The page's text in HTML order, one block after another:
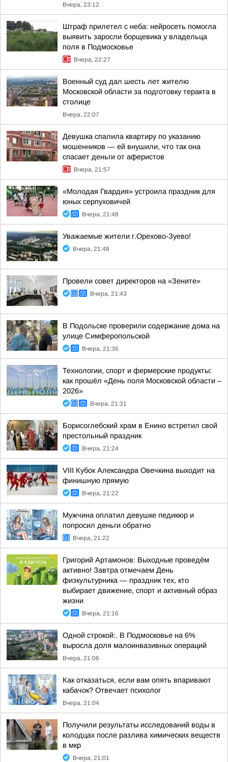
Вчера, 23:12
Штраф прилетел с неба: нейросеть помогла
выявить заросли борщевика у владельца
поля в Подмосковье
Вчера, 22:27
Военный суд дал шесть лет жителю
Московской области за подготовку теракта в
столице
Вчера, 22:07
Девушка спалила квартиру по указанию
мошенников — ей внушили, что так она
спасает деньги от аферистов
Вчера, 21:57
«Молодая Гвардия» устроила праздник для
юных серпуховичей
Вчера, 21:48
Уважаемые жители г.Орехово-Зуево!
Вчера, 21:48
Провели совет директоров на «Зените»
Вчера, 21:43
В Подольске проверили содержание дома на
улице Симферопольской
Вчера, 21:36
Технологии, спорт и фермерские продукты:
как прошёл «День поля Московской области –
2026»
Вчера, 21:31
Борисоглебский храм в Енино встретил свой
престольный праздник
Вчера, 21:24
VIII Кубок Александра Овечкина выходит на
финишную прямую
Вчера, 21:22
Мужчина оплатил девушке педикюр и
попросил деньги обратно
Вчера, 21:22
Григорий Артамонов: Выходные проведём
активно! Завтра отмечаем День
физкультурника — праздник тех, кто
выбирает движение, спорт и активный образ
жизни
Вчера, 21:16
Одной строкой:. В Подмосковье на 6%
выросла доля малоинвазивных операций
Вчера, 21:06
Как отказаться, если вам опять впаривают
кабачок? Отвечает психолог
Вчера, 21:04
Получили результаты исследований воды в
колодцах после разлива химических веществ
в мкр
Вчера, 21:01